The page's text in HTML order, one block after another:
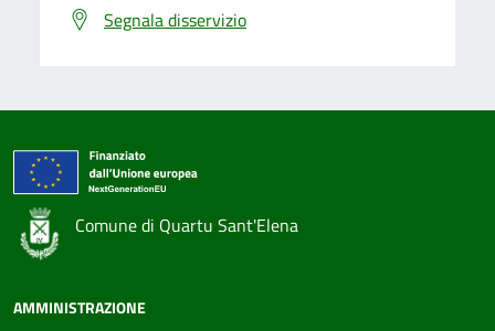
Segnala disservizio
Comune di Quartu Sant'Elena
AMMINISTRAZIONE